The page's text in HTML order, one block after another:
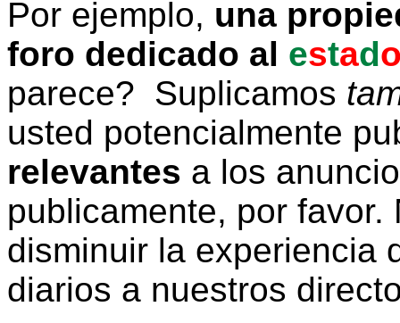
Por ejemplo, una
foro dedicado al estad
parece? Suplicamos
usted potencialmente
relevantes a los
publicamente, por
disminuir la experiencia
diarios a nuestros